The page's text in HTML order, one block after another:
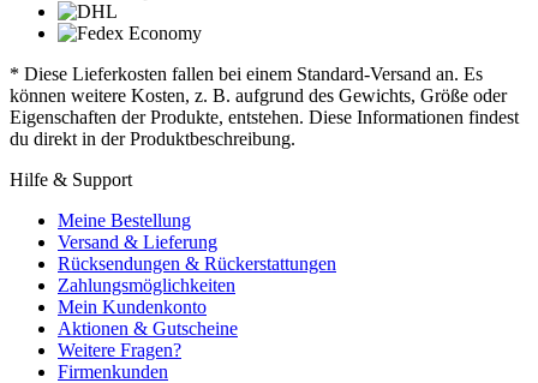
* Diese Lieferkosten fallen bei einem Standard-Versand an. Es
können weitere Kosten, z. B. aufgrund des Gewichts, Größe oder
Eigenschaften der Produkte, entstehen. Diese Informationen findest
du direkt in der Produktbeschreibung.
Hilfe & Support
Meine Bestellung
Versand & Lieferung
Rücksendungen & Rückerstattungen
Zahlungsmöglichkeiten
Mein Kundenkonto
Aktionen & Gutscheine
Weitere Fragen?
Firmenkunden